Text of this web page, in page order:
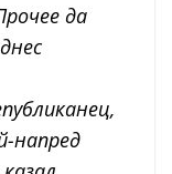
да
напред